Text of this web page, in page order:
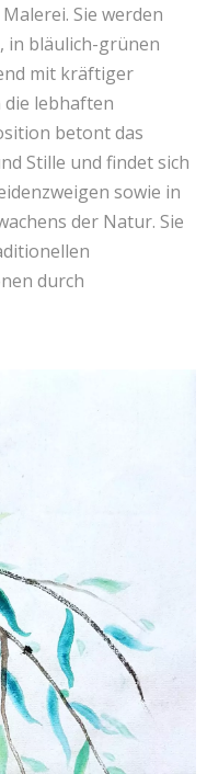
Sie werden
in bläulich-grünen
mit kräftiger
die lebhaften
betont das
Stille und findet sich
sowie in
der Natur. Sie
durch